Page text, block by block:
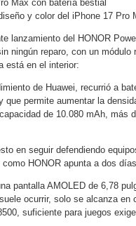
Max con batería bestial
y color del iPhone 17 Pro
lanzamiento del HONOR
ningún reparo, con un
está en el interior:
de Huawei, recurrió a
permite aumentar la
de 10.080 mAh, más
en seguir defendiendo
HONOR apunta a dos
pantalla AMOLED de 6,78
ocurrir, solo se alcanza
suficiente para juegos